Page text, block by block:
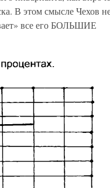
В этом смысле Чехов
все его БОЛЬШИЕ